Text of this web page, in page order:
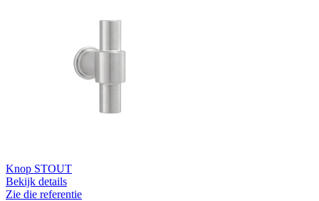
Knop STOUT
Bekijk details
Zie die referentie